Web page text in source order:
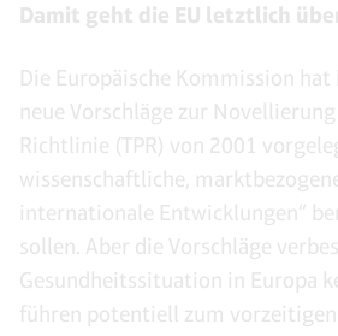
Damit geht die EU letztlich
Die Europäische Kommission
neue Vorschläge zur
Richtlinie (TPR) von 2001
wissenschaftliche,
internationale Entwicklungen“
sollen. Aber die Vorschläge
Gesundheitssituation in Europa
führen potentiell zum vorzeitigen